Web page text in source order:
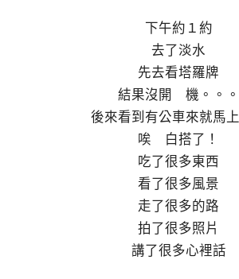
下午約１約
去了淡水
先去看塔羅牌
結果沒開 機。。。
後來看到有公車來就馬
唉 白搭了！
吃了很多東西
看了很多風景
走了很多的路
拍了很多照片
講了很多心裡話